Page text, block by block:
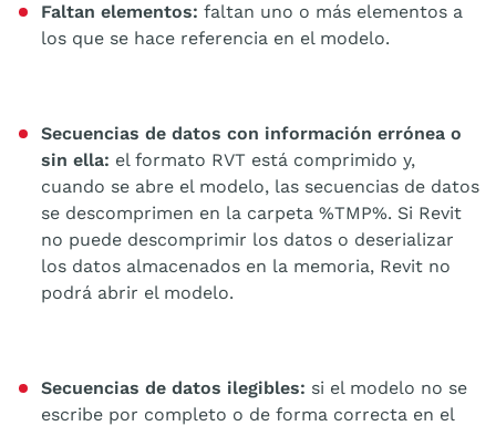
Faltan elementos: faltan uno o más elementos a
los que se hace referencia en el modelo.
Secuencias de datos con información errónea o
sin ella: el formato RVT está comprimido y,
cuando se abre el modelo, las secuencias de datos
se descomprimen en la carpeta %TMP%. Si Revit
no puede descomprimir los datos o deserializar
los datos almacenados en la memoria, Revit no
podrá abrir el modelo.
Secuencias de datos ilegibles: si el modelo no se
escribe por completo o de forma correcta en el